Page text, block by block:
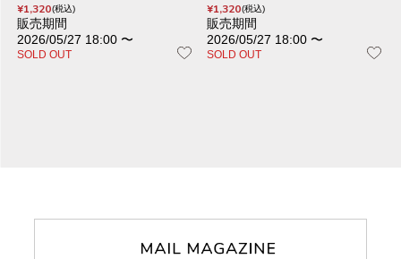
¥1,320 税込
販売期間
2026/05/27 18:00 〜
SOLD OUT
¥1,320 税込
販売期間
2026/05/27 18:00 〜
SOLD OUT